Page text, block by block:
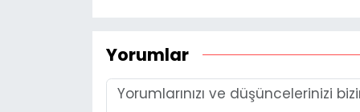
Yorumlar